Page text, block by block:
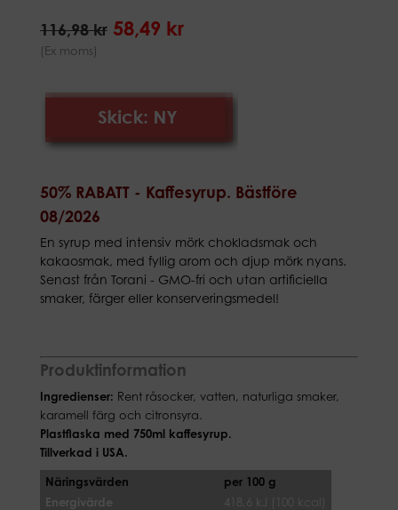
116,98 kr 58,49 kr
(Ex moms)
50% RABATT - Kaffesyrup. Bästföre
08/2026
En syrup med intensiv mörk chokladsmak och
kakaosmak, med fyllig arom och djup mörk nyans.
Senast från Torani - GMO-fri och utan artificiella
smaker, färger eller konserveringsmedel!
Produktinformation
Ingredienser: Rent råsocker, vatten, naturliga smaker,
karamell färg och citronsyra.
Plastflaska med 750ml kaffesyrup.
Tillverkad i USA.
Näringsvärden
per 100 g
Energivärde
418,6 kJ (100 kcal)